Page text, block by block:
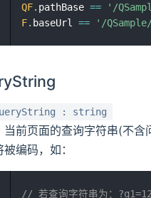
QF. pathBase ==
'/
F. baseUrl == '/
: string
当前页面的查询字符串(不含
编码，如：
// 若查询字符串为：